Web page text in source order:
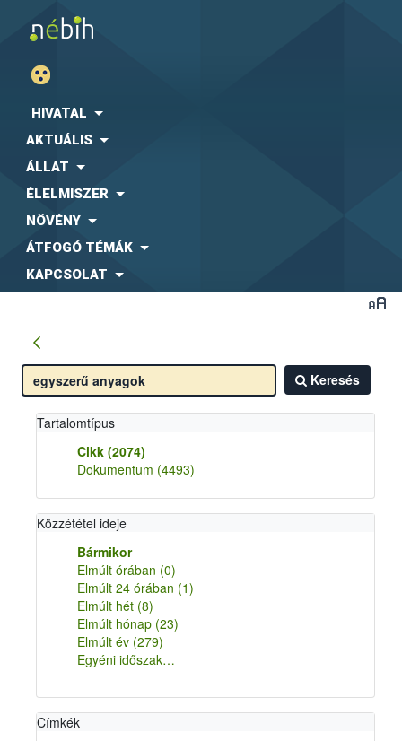
HIVATAL
AKTUÁLIS
ÁLLAT
ÉLELMISZER
NÖVÉNY
ÁTFOGÓ TÉMÁK
KAPCSOLAT
Keresés
Tartalomtípus
Cikk (2074)
Dokumentum (4493)
Közzététel ideje
Bármikor
Elmúlt órában (0)
Elmúlt 24 órában (1)
Elmúlt hét (8)
Elmúlt hónap (23)
Elmúlt év (279)
Egyéni időszak…
Címkék